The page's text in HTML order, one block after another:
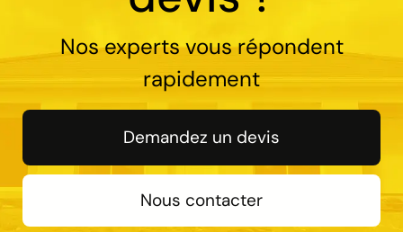
Nos experts vous répondent
rapidement
Demandez un devis
Nous contacter